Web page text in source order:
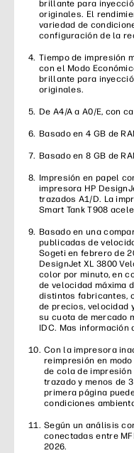
brillante para
originales. El
variedad de
configuración de la
Tiempo de impresión
con el Modo
brillante para
originales.
De A4/A a A0/E, con
Basado en 4 GB de
Basado en 8 GB de
Impresión en papel
impresora HP
trazados A1/D. La
Smart Tank T908
Basado en una
publicadas de
Sogeti en febrero de
DesignJet XL 3800
color por minuto, en
de velocidad máxima
distintos fabricantes,
de precios, velocidad
su cuota de mercado
IDC. Mas
Con la impresora
reimpresión en
de cola de
trazado y menos de
primera página
condiciones
Según un análisis
conectadas entre
2026.